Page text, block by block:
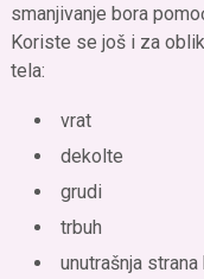
smanjivanje bora
Koriste se još i za
tela:
vrat
dekolte
grudi
trbuh
unutrašnja